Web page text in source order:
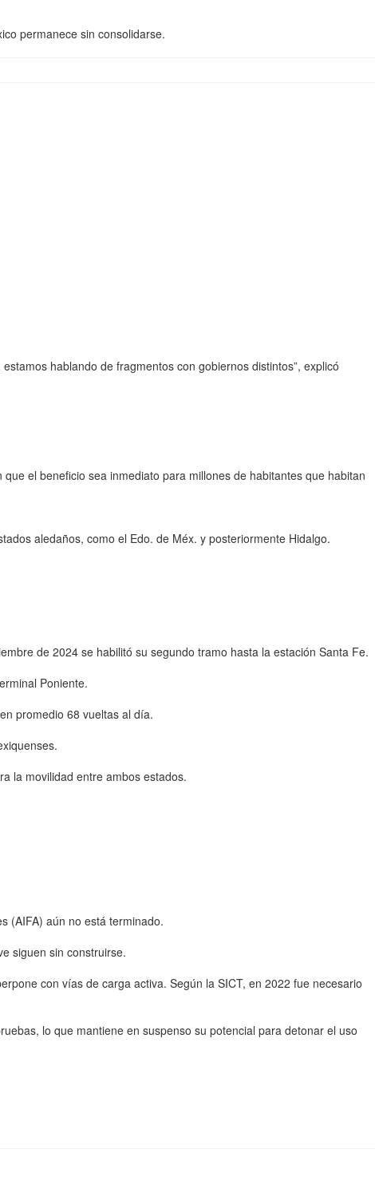
permanece sin consolidarse.
hablando de fragmentos con gobiernos distintos”, explicó
el beneficio sea inmediato para millones de habitantes que habitan
aledaños, como el Edo. de Méx. y posteriormente Hidalgo.
de 2024 se habilitó su segundo tramo hasta la estación Santa Fe.
Poniente.
promedio 68 vueltas al día.
la movilidad entre ambos estados.
(AIFA) aún no está terminado.
siguen sin construirse.
con vías de carga activa. Según la SICT, en 2022 fue necesario
lo que mantiene en suspenso su potencial para detonar el uso